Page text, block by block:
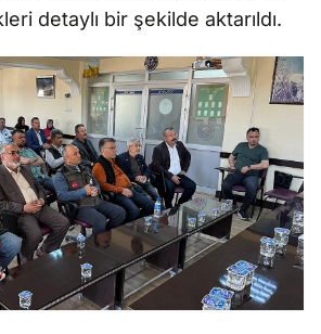
detaylı bir şekilde aktarıldı.